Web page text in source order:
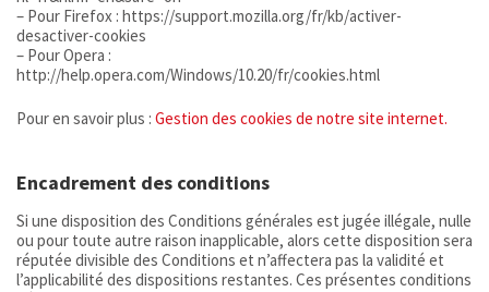
– Pour Firefox : https://support.mozilla.org/fr/kb/activer-
desactiver-cookies
– Pour Opera :
http://help.opera.com/Windows/10.20/fr/cookies.html
Pour en savoir plus : Gestion des cookies de notre site internet.
Encadrement des conditions
Si une disposition des Conditions générales est jugée illégale, nulle
ou pour toute autre raison inapplicable, alors cette disposition sera
réputée divisible des Conditions et n’affectera pas la validité et
l’applicabilité des dispositions restantes. Ces présentes conditions